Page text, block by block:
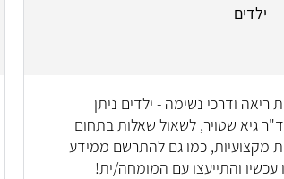
ילדים
ריאה ודרכי נשימה - ילדים ניתן
גיא שטויר, לשאול שאלות בתחום
מקצועיות, כמו גם להתרשם ממידע
עכשיו והתייעצו עם המומחה/ית!